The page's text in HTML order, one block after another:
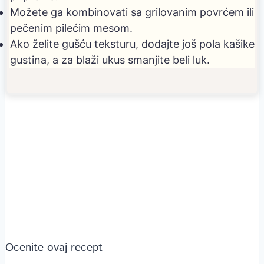
Možete ga kombinovati sa grilovanim povrćem ili
pečenim pilećim mesom.
Ako želite gušću teksturu, dodajte još pola kašike
gustina, a za blaži ukus smanjite beli luk.
Ocenite ovaj recept